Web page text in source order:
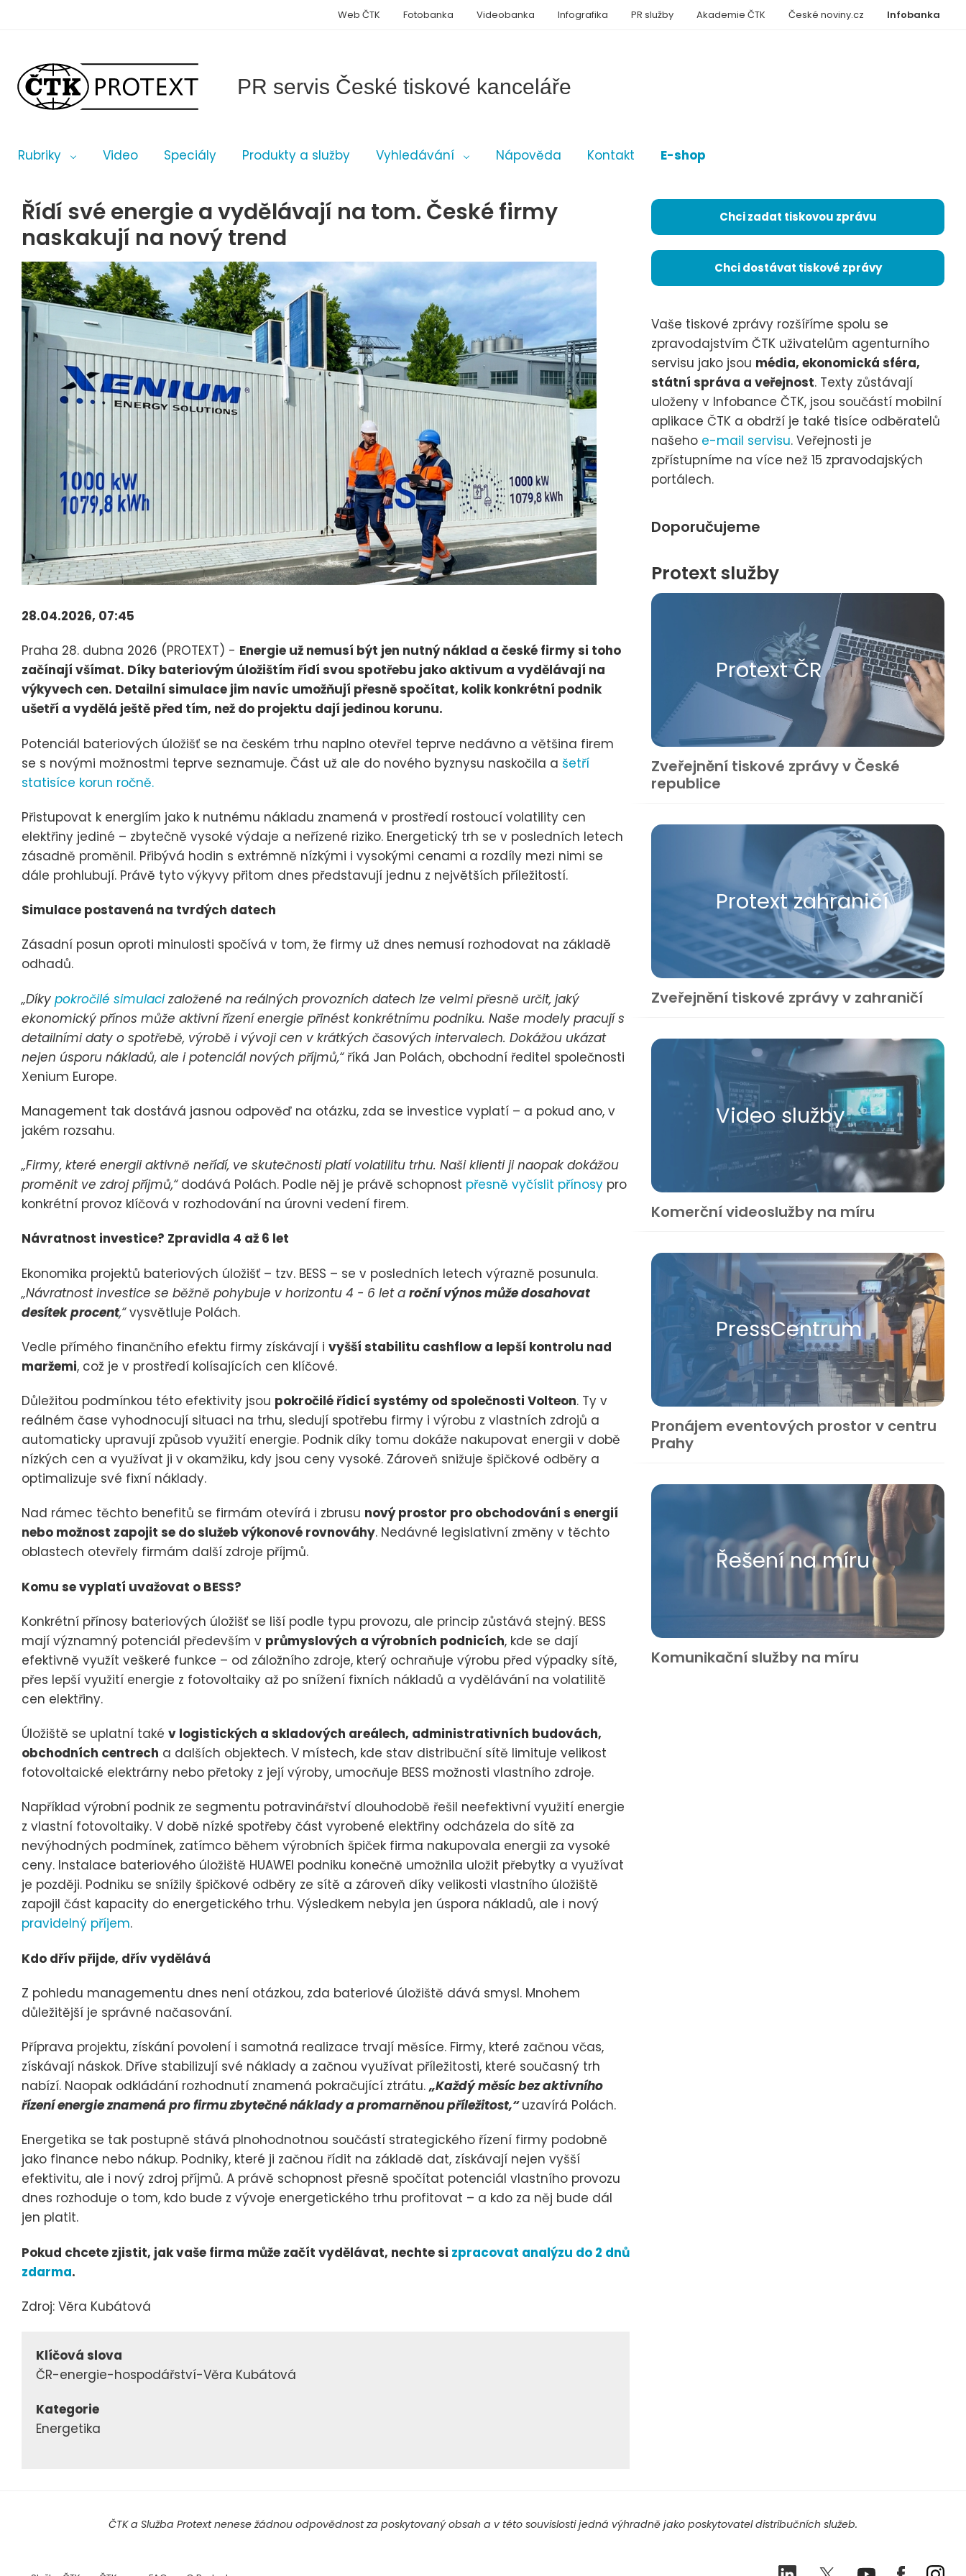
PR servis České tiskové kanceláře
Rubriky Video Speciály Produkty a služby Vyhledávání Nápověda Kontakt E-shop
Infobanka
Web ČTK Fotobanka Videobanka Infografika PR služby Akademie ČTK České noviny.cz
Řídí své energie a vydělávají na tom. České firmy
naskakují na nový trend
28.04.2026, 07:45
Praha 28. dubna 2026 (PROTEXT) - Energie už nemusí být jen nutný náklad a české firmy si toho
začínají všímat. Díky bateriovým úložištím řídí svou spotřebu jako aktivum a vydělávají na
výkyvech cen. Detailní simulace jim navíc umožňují přesně spočítat, kolik konkrétní podnik
ušetří a vydělá ještě před tím, než do projektu dají jedinou korunu.
Potenciál bateriových úložišť se na českém trhu naplno otevřel teprve nedávno a většina firem
se s novými možnostmi teprve seznamuje. Část už ale do nového byznysu naskočila a šetří
statisíce korun ročně.
Přistupovat k energiím jako k nutnému nákladu znamená v prostředí rostoucí volatility cen
elektřiny jediné – zbytečně vysoké výdaje a neřízené riziko. Energetický trh se v posledních letech
zásadně proměnil. Přibývá hodin s extrémně nízkými i vysokými cenami a rozdíly mezi nimi se
dále prohlubují. Právě tyto výkyvy přitom dnes představují jednu z největších příležitostí.
Simulace postavená na tvrdých datech
Zásadní posun oproti minulosti spočívá v tom, že firmy už dnes nemusí rozhodovat na základě
odhadů.
„Díky pokročilé simulacizaložené na reálných provozních datech lze velmi přesně určit, jaký
ekonomický přínos může aktivní řízení energie přinést konkrétnímu podniku. Naše modely pracují s
detailními daty o spotřebě, výrobě i vývoji cen v krátkých časových intervalech. Dokážou ukázat
nejen úsporu nákladů, ale i potenciál nových příjmů,“říká Jan Polách, obchodní ředitel společnosti
Xenium Europe.
Management tak dostává jasnou odpověď na otázku, zda se investice vyplatí – a pokud ano, v
jakém rozsahu.
„Firmy, které energii aktivně neřídí, ve skutečnosti platí volatilitu trhu. Naši klienti ji naopak dokážou
proměnit ve zdroj příjmů,“dodává Polách. Podle něj je právě schopnost přesně vyčíslit přínosy pro
konkrétní provoz klíčová v rozhodování na úrovni vedení firem.
Návratnost investice? Zpravidla 4 až 6 let
Ekonomika projektů bateriových úložišť – tzv. BESS – se v posledních letech výrazně posunula.
„Návratnost investice se běžně pohybuje v horizontu 4 - 6 let a roční výnos může dosahovat
desítek procent,“vysvětluje Polách.
Vedle přímého finančního efektu firmy získávají i vyšší stabilitu cashflow a lepší kontrolu nad
maržemi, což je v prostředí kolísajících cen klíčové.
Důležitou podmínkou této efektivity jsou pokročilé řídicí systémy od společnosti Volteon. Ty v
reálném čase vyhodnocují situaci na trhu, sledují spotřebu firmy i výrobu z vlastních zdrojů a
automaticky upravují způsob využití energie. Podnik díky tomu dokáže nakupovat energii v době
nízkých cen a využívat ji v okamžiku, kdy jsou ceny vysoké. Zároveň snižuje špičkové odběry a
optimalizuje své fixní náklady.
Nad rámec těchto benefitů se firmám otevírá i zbrusu nový prostor pro obchodování s energií
nebo možnost zapojit se do služeb výkonové rovnováhy. Nedávné legislativní změny v těchto
oblastech otevřely firmám další zdroje příjmů.
Komu se vyplatí uvažovat o BESS?
Konkrétní přínosy bateriových úložišť se liší podle typu provozu, ale princip zůstává stejný. BESS
mají významný potenciál především v průmyslových a výrobních podnicích, kde se dají
efektivně využít veškeré funkce – od záložního zdroje, který ochraňuje výrobu před výpadky sítě,
přes lepší využití energie z fotovoltaiky až po snížení fixních nákladů a vydělávání na volatilitě
cen elektřiny.
Úložiště se uplatní také v logistických a skladových areálech, administrativních budovách,
obchodních centrech a dalších objektech. V místech, kde stav distribuční sítě limituje velikost
fotovoltaické elektrárny nebo přetoky z její výroby, umocňuje BESS možnosti vlastního zdroje.
Například výrobní podnik ze segmentu potravinářství dlouhodobě řešil neefektivní využití energie
z vlastní fotovoltaiky. V době nízké spotřeby část vyrobené elektřiny odcházela do sítě za
nevýhodných podmínek, zatímco během výrobních špiček firma nakupovala energii za vysoké
ceny. Instalace bateriového úložiště HUAWEI podniku konečně umožnila uložit přebytky a využívat
je později. Podniku se snížily špičkové odběry ze sítě a zároveň díky velikosti vlastního úložiště
zapojil část kapacity do energetického trhu. Výsledkem nebyla jen úspora nákladů, ale i nový
pravidelný příjem.
Kdo dřív přijde, dřív vydělává
Z pohledu managementu dnes není otázkou, zda bateriové úložiště dává smysl. Mnohem
důležitější je správné načasování.
Příprava projektu, získání povolení i samotná realizace trvají měsíce. Firmy, které začnou včas,
získávají náskok. Dříve stabilizují své náklady a začnou využívat příležitosti, které současný trh
nabízí. Naopak odkládání rozhodnutí znamená pokračující ztrátu. „Každý měsíc bez aktivního
řízení energie znamená pro firmu zbytečné náklady a promarněnou příležitost,“uzavírá Polách.
Energetika se tak postupně stává plnohodnotnou součástí strategického řízení firmy podobně
jako finance nebo nákup. Podniky, které ji začnou řídit na základě dat, získávají nejen vyšší
efektivitu, ale i nový zdroj příjmů. A právě schopnost přesně spočítat potenciál vlastního provozu
dnes rozhoduje o tom, kdo bude z vývoje energetického trhu profitovat – a kdo za něj bude dál
jen platit.
Pokud chcete zjistit, jak vaše firma může začít vydělávat, nechte si zpracovat analýzu do 2 dnů
zdarma.
Zdroj: Věra Kubátová
Klíčová slova
ČR-energie-hospodářství-Věra Kubátová
Kategorie
Energetika
Chci zadat tiskovou zprávu
Chci dostávat tiskové zprávy
Vaše tiskové zprávy rozšíříme spolu se
zpravodajstvím ČTK uživatelům agenturního
servisu jako jsou média, ekonomická sféra,
státní správa a veřejnost. Texty zůstávají
uloženy v Infobance ČTK, jsou součástí mobilní
aplikace ČTK a obdrží je také tisíce odběratelů
našeho e-mail servisu. Veřejnosti je
zpřístupníme na více než 15 zpravodajských
portálech.
Doporučujeme
Protext služby
Protext ČR
Zveřejnění tiskové zprávy v České
republice
Protext zahraničí
Zveřejnění tiskové zprávy v zahraničí
Video služby
Komerční videoslužby na míru
Press​Centrum
Pronájem eventových prostor v centru
Prahy
Řešení na míru
Komunikační služby na míru
ČTK a Služba Protext nenese žádnou odpovědnost za poskytovaný obsah a v této souvislosti jedná výhradně jako poskytovatel distribučních služeb.